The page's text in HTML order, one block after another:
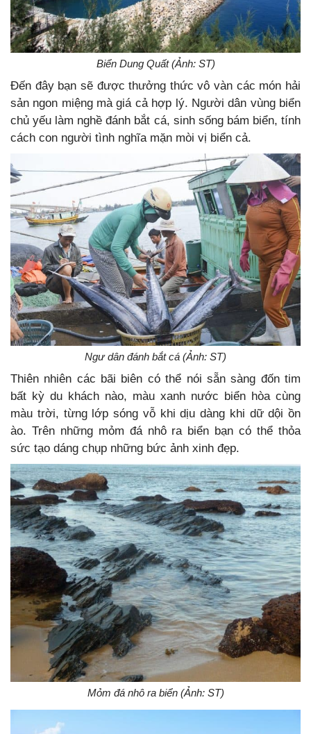
Biển Dung Quất (Ảnh: ST)
Đến đây bạn sẽ được thưởng thức vô vàn các món hải
sản ngon miệng mà giá cả hợp lý. Người dân vùng biển
chủ yếu làm nghề đánh bắt cá, sinh sống bám biển, tính
cách con người tình nghĩa mặn mòi vị biển cả.
Ngư dân đánh bắt cá (Ảnh: ST)
Thiên nhiên các bãi biên có thể nói sẵn sàng đốn tim
bất kỳ du khách nào, màu xanh nước biển hòa cùng
màu trời, từng lớp sóng vỗ khi dịu dàng khi dữ dội ồn
ào. Trên những mỏm đá nhô ra biển bạn có thể thỏa
sức tạo dáng chụp những bức ảnh xinh đẹp.
Mỏm đá nhô ra biển (Ảnh: ST)